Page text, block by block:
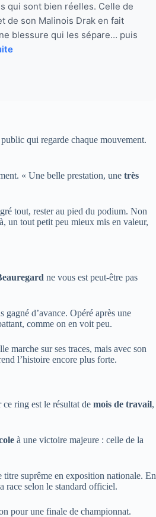
qui sont bien réelles. Celle de
de son Malinois Drak en fait
blessure qui les sépare… puis
qui regarde chaque mouvement.
« Une belle prestation, une très
tout, rester au pied du podium. Non
un tout petit peu mieux mis en valeur,
ne vous est peut-être pas
d’avance. Opéré après une
comme on en voit peu.
marche sur ses traces, mais avec son
l’histoire encore plus forte.
ring est le résultat de mois de travail,
à une victoire majeure : celle de la
suprême en exposition nationale. En
race selon le standard officiel.
pour une finale de championnat.